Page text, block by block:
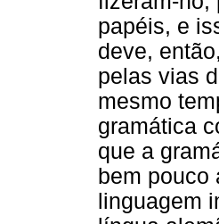
papéis, e
deve,
pelas vias
mesmo
gramática
que a
bem pouco
linguagem